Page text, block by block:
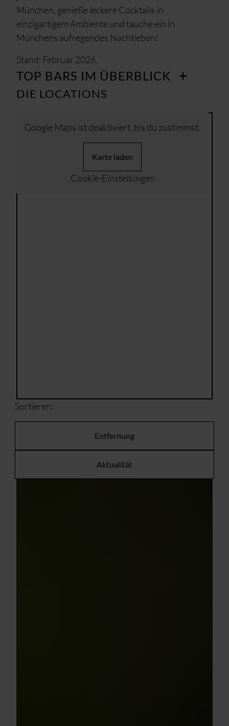
München, genieße leckere Cocktails in
einzigartigem Ambiente und tauche ein in
Münchens aufregendes Nachtleben!
Stand: Februar 2026.
TOP BARS IM ÜBERBLICK
DIE LOCATIONS
Google Maps ist deaktiviert, bis du zustimmst.
Karte laden
Cookie-Einstellungen
Sortieren:
Entfernung
Aktualität